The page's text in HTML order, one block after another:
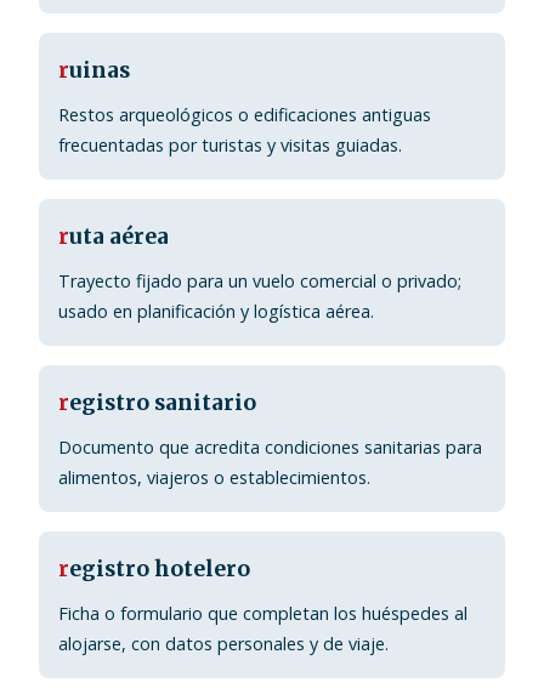
ruinas
Restos arqueológicos o edificaciones antiguas
frecuentadas por turistas y visitas guiadas.
ruta aérea
Trayecto fijado para un vuelo comercial o privado;
usado en planificación y logística aérea.
registro sanitario
Documento que acredita condiciones sanitarias para
alimentos, viajeros o establecimientos.
registro hotelero
Ficha o formulario que completan los huéspedes al
alojarse, con datos personales y de viaje.